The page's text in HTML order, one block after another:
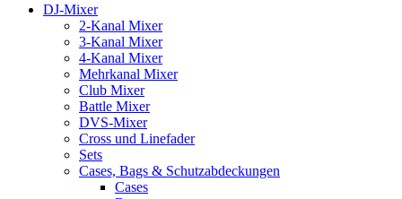
DJ-Mixer
2-Kanal Mixer
3-Kanal Mixer
4-Kanal Mixer
Mehrkanal Mixer
Club Mixer
Battle Mixer
DVS-Mixer
Cross und Linefader
Sets
Cases, Bags & Schutzabdeckungen
Cases